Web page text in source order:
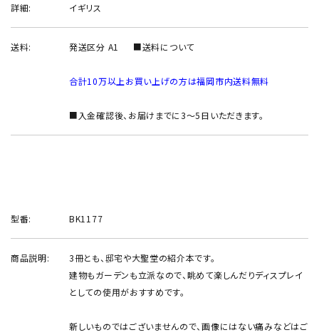
person 新規会員登録
詳細: イギリス
送料: 発送区分 A1 ■送料について
合計10万以上お買い上げの方は福岡市内送料無料
■入金確認後、お届けまでに3～5日いただきます。
型番: BK1177
商品説明:
3冊とも、邸宅や大聖堂の紹介本です。
建物もガーデンも立派なので、眺めて楽しんだりディスプレイ
としての使用がおすすめです。
新しいものではございませんので、画像にはない痛みなどはご